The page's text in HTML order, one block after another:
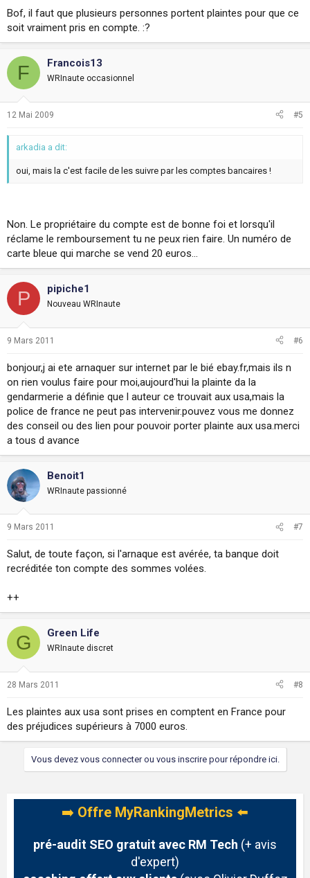
Bof, il faut que plusieurs personnes portent plaintes pour que ce
soit vraiment pris en compte. :?
F Francois13
WRInaute occasionnel
12 Mai 2009 #5
arkadia a dit:
oui, mais la c'est facile de les suivre par les comptes bancaires !
Non. Le propriétaire du compte est de bonne foi et lorsqu'il
réclame le remboursement tu ne peux rien faire. Un numéro de
carte bleue qui marche se vend 20 euros...
P pipiche1
Nouveau WRInaute
9 Mars 2011 #6
bonjour,j ai ete arnaquer sur internet par le bié ebay.fr,mais ils n
on rien voulus faire pour moi,aujourd'hui la plainte da la
gendarmerie a définie que l auteur ce trouvait aux usa,mais la
police de france ne peut pas intervenir.pouvez vous me donnez
des conseil ou des lien pour pouvoir porter plainte aux usa.merci
a tous d avance
Benoit1
WRInaute passionné
9 Mars 2011 #7
Salut, de toute façon, si l'arnaque est avérée, ta banque doit
recréditée ton compte des sommes volées.
++
G Green Life
WRInaute discret
28 Mars 2011 #8
Les plaintes aux usa sont prises en comptent en France pour
des préjudices supérieurs à 7000 euros.
Vous devez vous connecter ou vous inscrire pour répondre ici.
➡️ Offre MyRankingMetrics ⬅️
pré-audit SEO gratuit avec RM Tech (+ avis
d'expert)